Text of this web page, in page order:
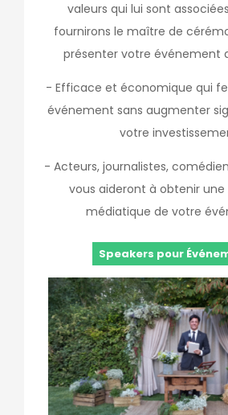
valeurs qui lui sont
fournirons le maître de
présenter votre événement
- Efficace et économique qui
événement sans augmenter
votre
- Acteurs, journalistes,
vous aideront à obtenir
médiatique de votre
Speakers pour